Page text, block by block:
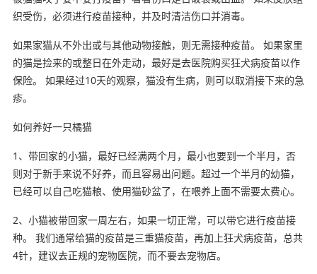
织受伤，必须进行疫苗接种，并及时清洁伤口并消毒。
如果家猫从不外出或与其他动物接触，则无需接种疫苗。 如果家里
的猫是捡来的或整日在外走动，最好是去医院购买狂犬病疫苗以作
保险。 如果经过10天的观察，猫没有生病，则可以取消接下来的急
疹。
如何养好一只橘猫
1、带回家的小猫，最好已经满两个月，最小也要到一个半月，否
则对于新手来说不好养，而且容易出问题。超过一个半月的幼猫，
已经可以自己吃猫粮、使用猫砂盆了，在喂养上面不需要太费心。
2、小猫被带回家一周左右，如果一切正常，可以带它进行疫苗接
种。 我们通常给猫的疫苗是三重猫疫苗，再加上狂犬病疫苗，总共
4针，建议去正规的宠物医院，而不要去宠物店。